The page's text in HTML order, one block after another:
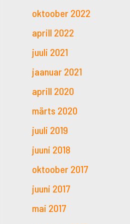
oktoober 2022
aprill 2022
juuli 2021
jaanuar 2021
aprill 2020
märts 2020
juuli 2019
juuni 2018
oktoober 2017
juuni 2017
mai 2017